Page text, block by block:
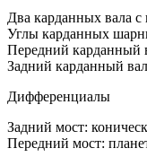
Два карданных вала
Углы карданных
Передний карданный
Задний карданный
Дифференциалы
Задний мост:
Передний мост: